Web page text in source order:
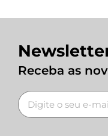
Receba as